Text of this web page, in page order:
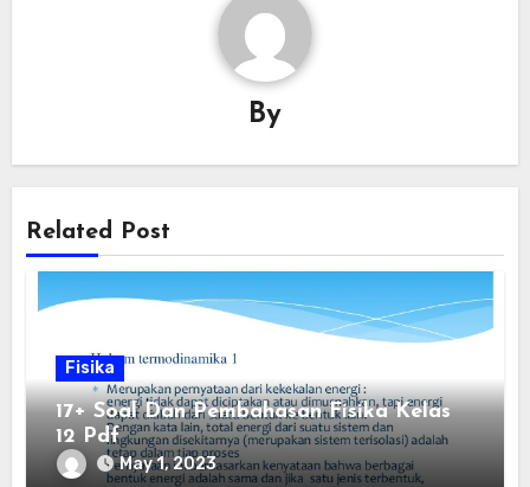
By
Related Post
Fisika
17+ Soal Dan Pembahasan Fisika Kelas
12 Pdf
May 1, 2023